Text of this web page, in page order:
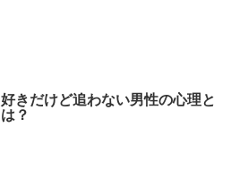
好きだけど追わない男性の心理と
は？